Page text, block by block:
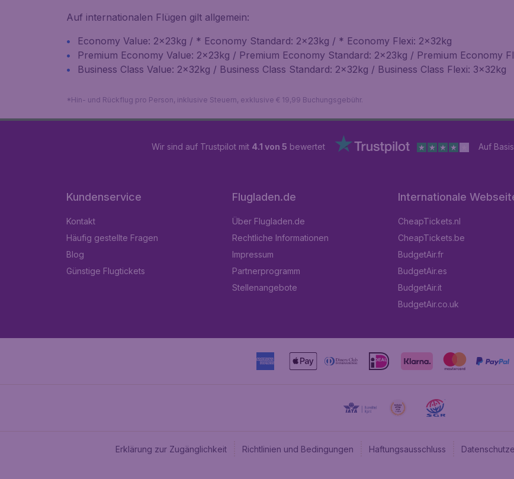
Auf internationalen Flügen gilt allgemein:
Economy Value: 2x23kg / * Economy Standard: 2x23kg / * Economy Flexi: 2x32kg
Premium Economy Value: 2x23kg / Premium Economy Standard: 2x23kg / Premium Economy
Business Class Value: 2x32kg / Business Class Standard: 2x32kg / Business Class Flexi: 3x32kg
*Hin- und Rückflug pro Person, inklusive Steuern, exklusive € 19,99 Buchungsgebühr.
Wir sind auf Trustpilot mit 4.1 von 5 bewertet Auf
Kundenservice
Kontakt
Häufig gestellte Fragen
Blog
Günstige Flugtickets
Flugladen.de
Über Flugladen.de
Rechtliche Informationen
Impressum
Partnerprogramm
Stellenangebote
Internationale
CheapTickets.nl
CheapTickets.be
BudgetAir.fr
BudgetAir.es
BudgetAir.it
BudgetAir.co.uk
Erklärung zur Zugänglichkeit Richtlinien und Bedingungen Haftungsausschluss